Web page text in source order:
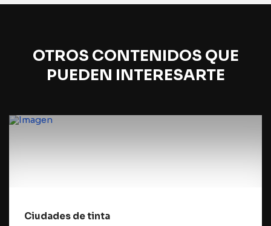
OTROS CONTENIDOS QUE
PUEDEN INTERESARTE
Ciudades de tinta